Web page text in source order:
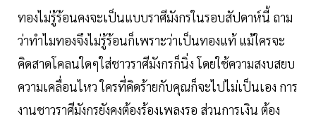
ทองไม่รู้ร้อนคงจะเป็นแบบราศีมังกรในรอบสัปดาห์นี้ ถาม
ว่าทำไมทองจึงไม่รู้ร้อนก็เพราะว่าเป็นทองแท้ แม้ใครจะ
คิดสาดโคลนใดๆใส่ชาวราศีมังกรก็นิ่ง โดยใช้ความสงบสยบ
ความเคลื่อนไหว ใครที่คิดร้ายกับคุณก็จะไปไม่เป็นเอง การ
งานชาวราศีมังกรยังคงต้องร้องเพลงรอ ส่วนการเงิน ต้อง